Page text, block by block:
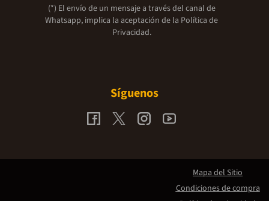
(*) El envío de un mensaje a través del canal de
Whatsapp, implica la aceptación de la Política de
Privacidad.
Síguenos
Mapa del Sitio
Condiciones de compra